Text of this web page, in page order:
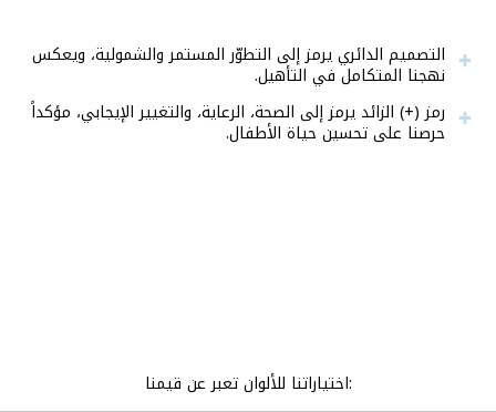
التصميم الدائري يرمز إلى التطوّر المستمر والشمولية، ويعكس
نهجنا المتكامل في التأهيل.
رمز (+) الزائد يرمز إلى الصحة، الرعاية، والتغيير الإيجابي، مؤكداً
حرصنا على تحسين حياة الأطفال.
:اختياراتنا للألوان تعبر عن قيمنا